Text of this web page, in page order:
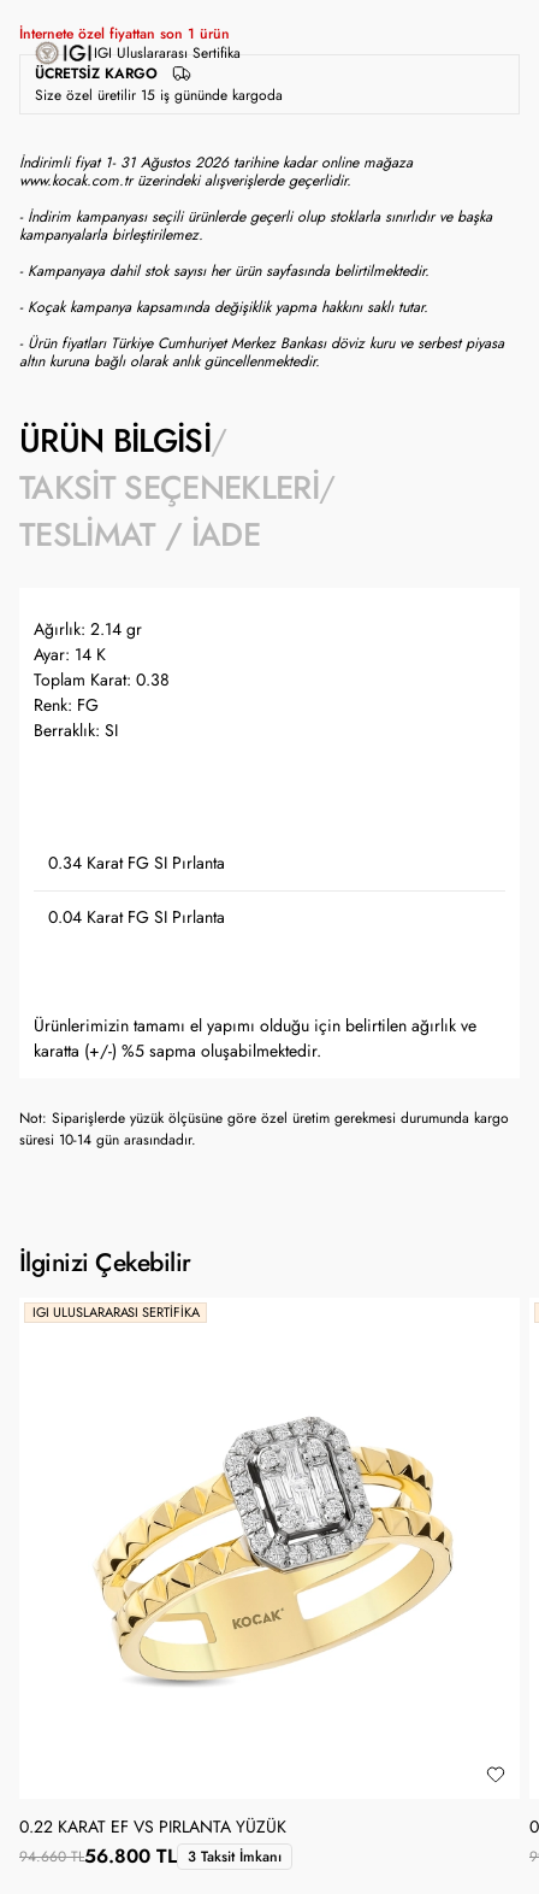
İnternete özel fiyattan son 1 ürün
ÜCRETSIZ KARGO
IGI Uluslararası Sertifika
Size özel üretilir 15 iş gününde kargoda
İndirimli fiyat 1- 31 Ağustos 2026 tarihine kadar online mağaza
www.kocak.com.tr üzerindeki alışverişlerde geçerlidir.
- İndirim kampanyası seçili ürünlerde geçerli olup stoklarla sınırlıdır ve başka
kampanyalarla birleştirilemez.
- Kampanyaya dahil stok sayısı her ürün sayfasında belirtilmektedir.
- Koçak kampanya kapsamında değişiklik yapma hakkını saklı tutar.
- Ürün fiyatları Türkiye Cumhuriyet Merkez Bankası döviz kuru ve serbest piyasa
altın kuruna bağlı olarak anlık güncellenmektedir.
ÜRÜN BILGISI
TAKSIT SEÇENEKLERI
TESLIMAT / İADE
Ağırlık: 2.14 gr
Ayar: 14 K
Toplam Karat: 0.38
Renk: FG
Berraklık: SI
0.34 Karat FG SI Pırlanta
0.04 Karat FG SI Pırlanta
Ürünlerimizin tamamı el yapımı olduğu için belirtilen ağırlık ve
karatta (+/-) %5 sapma oluşabilmektedir.
Not: Siparişlerde yüzük ölçüsüne göre özel üretim gerekmesi durumunda kargo
süresi 10-14 gün arasındadır.
İlginizi Çekebilir
IGI ULUSLARARASI SERTIFIKA
0.22 KARAT EF VS PIRLANTA YÜZÜK
94.660 TL56.800 TL 3 Taksit İmkanı